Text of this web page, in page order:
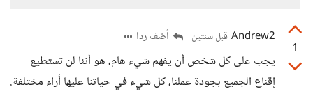
1
Andrew2 قبل سنتين أضف ردا
يجب على كل شخص أن يفهم شيء هام، هو أننا لن تستطيع
إقناع الجميع بجودة عملنا، كل شيء في حياتنا عليها أراء مختلفة.